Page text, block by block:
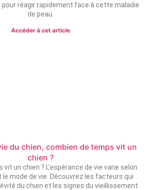
pour réagir rapidement face à cette maladie
de peau.
Accéder à cet article
du chien, combien de temps vit un
chien ?
un chien ? L’espérance de vie varie selon
le mode de vie. Découvrez les facteurs qui
du chien et les signes du vieillissement